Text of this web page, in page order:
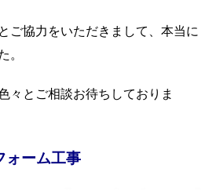
ご協力をいただきまして、本当に
。
々とご相談お待ちしておりま
ォーム工事